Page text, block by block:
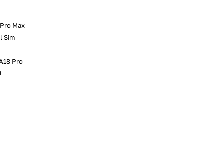
Max
Sim
Pro